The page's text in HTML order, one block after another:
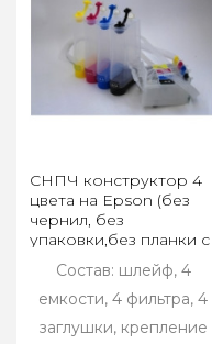
СНПЧ конструктор 4
цвета на Epson (без
чернил, без
упаковки,без планки с
чипами)
Состав: шлейф, 4
емкости, 4 фильтра, 4
заглушки, крепление